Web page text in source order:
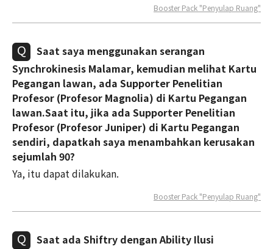
Booster Pack "Penyulap Ruang"
Saat saya menggunakan serangan
Synchrokinesis Malamar, kemudian melihat Kartu
Pegangan lawan, ada Supporter Penelitian
Profesor (Profesor Magnolia) di Kartu Pegangan
lawan.Saat itu, jika ada Supporter Penelitian
Profesor (Profesor Juniper) di Kartu Pegangan
sendiri, dapatkah saya menambahkan kerusakan
sejumlah 90?
Ya, itu dapat dilakukan.
Booster Pack "Penyulap Ruang"
Saat ada Shiftry dengan Ability Ilusi